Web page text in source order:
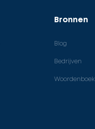
Bronnen
Blog
Bedrijven
Woordenboek